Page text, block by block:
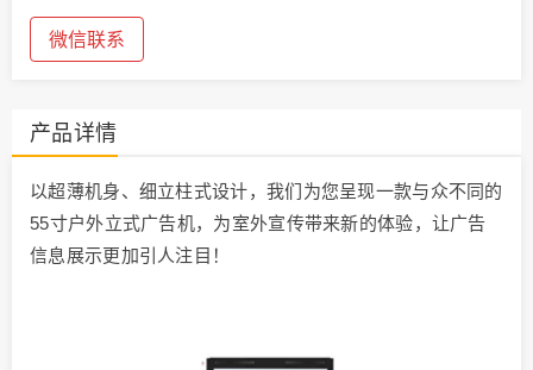
微信联系
产品详情
以超薄机身、细立柱式设计，我们为您呈现一款与众不同的
55寸户外立式广告机，为室外宣传带来新的体验，让广告
信息展示更加引人注目！